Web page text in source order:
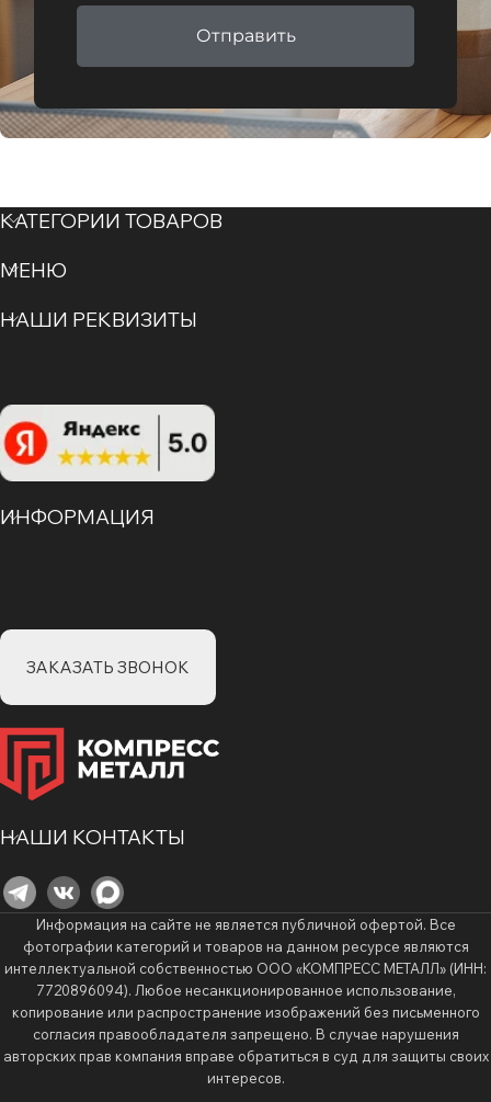
Отправить
КАТЕГОРИИ ТОВАРОВ
МЕНЮ
НАШИ РЕКВИЗИТЫ
ИНФОРМАЦИЯ
ЗАКАЗАТЬ ЗВОНОК
НАШИ КОНТАКТЫ
Информация на сайте не является публичной офертой. Все
фотографии категорий и товаров на данном ресурсе являются
интеллектуальной собственностью ООО «КОМПРЕСС МЕТАЛЛ» (ИНН:
7720896094). Любое несанкционированное использование,
копирование или распространение изображений без письменного
согласия правообладателя запрещено. В случае нарушения
авторских прав компания вправе обратиться в суд для защиты своих
интересов.